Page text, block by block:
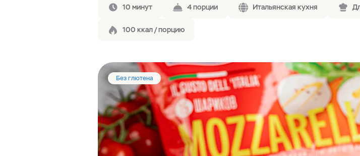
10 минут 4 порции Итальянская кухня
100 ккал / порцию
Без глютена